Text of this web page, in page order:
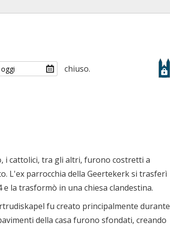
chiuso.
i cattolici, tra gli altri, furono costretti a
L'ex parrocchia della Geertekerk si trasferì
e la trasformò in una chiesa clandestina.
fu creato principalmente durante
della casa furono sfondati, creando